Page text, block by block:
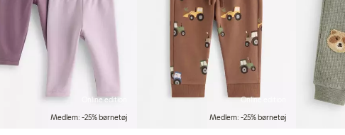
Online edition
Medlem: -25% børnetøj
Online edition
Medlem: -25% børnetøj